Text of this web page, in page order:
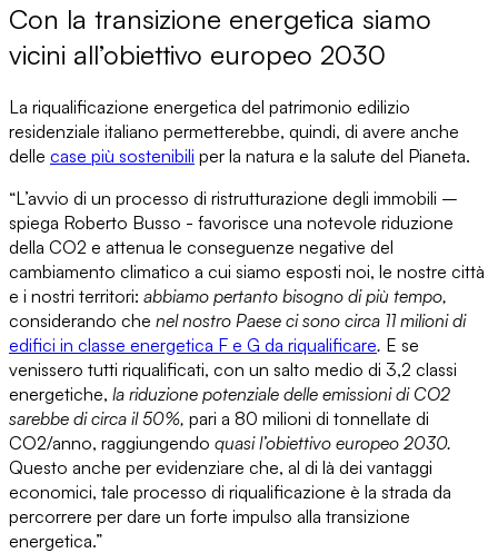
Con la transizione energetica siamo
vicini all’obiettivo europeo 2030
La riqualificazione energetica del patrimonio edilizio
residenziale italiano permetterebbe, quindi, di avere anche
delle case più sostenibili per la natura e la salute del Pianeta.
“L’avvio di un processo di ristrutturazione degli immobili –
spiega Roberto Busso - favorisce una notevole riduzione
della CO2 e attenua le conseguenze negative del
cambiamento climatico a cui siamo esposti noi, le nostre città
e i nostri territori: abbiamo pertanto bisogno di più tempo,
considerando che nel nostro Paese ci sono circa 11 milioni di
edifici in classe energetica F e G da riqualificare. E se
venissero tutti riqualificati, con un salto medio di 3,2 classi
energetiche, la riduzione potenziale delle emissioni di CO2
sarebbe di circa il 50%, pari a 80 milioni di tonnellate di
CO2/anno, raggiungendo quasi l’obiettivo europeo 2030.
Questo anche per evidenziare che, al di là dei vantaggi
economici, tale processo di riqualificazione è la strada da
percorrere per dare un forte impulso alla transizione
energetica.”